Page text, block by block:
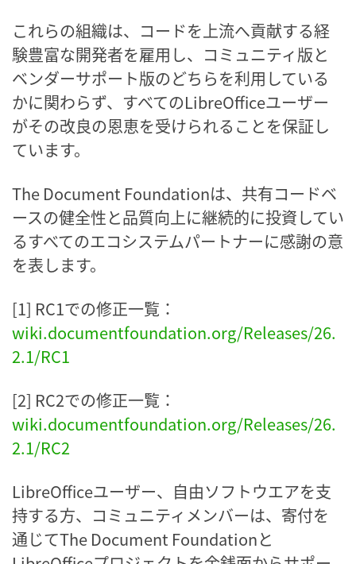
これらの組織は、コードを上流へ貢献する経
験豊富な開発者を雇用し、コミュニティ版と
ベンダーサポート版のどちらを利用している
かに関わらず、すべてのLibreOfficeユーザー
がその改良の恩恵を受けられることを保証し
ています。
The Document Foundationは、共有コードベ
ースの健全性と品質向上に継続的に投資してい
るすべてのエコシステムパートナーに感謝の意
を表します。
[1] RC1での修正一覧：
wiki.documentfoundation.org/Releases/26.
2.1/RC1
[2] RC2での修正一覧：
wiki.documentfoundation.org/Releases/26.
2.1/RC2
LibreOfficeユーザー、自由ソフトウエアを支
持する方、コミュニティメンバーは、寄付を
通じてThe Document Foundationと